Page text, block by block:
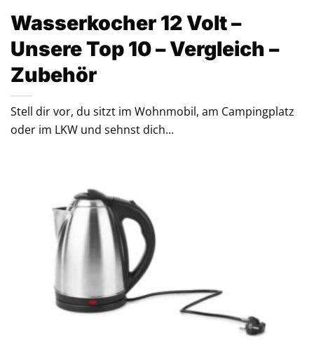
Wasserkocher 12 Volt –
Unsere Top 10 – Vergleich –
Zubehör
Stell dir vor, du sitzt im Wohnmobil, am Campingplatz
oder im LKW und sehnst dich...